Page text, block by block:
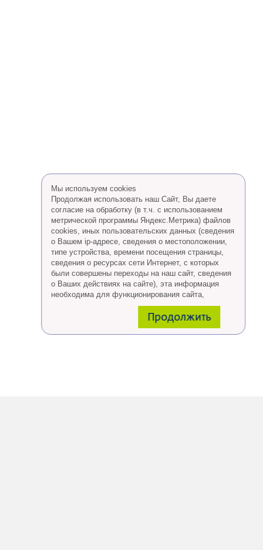
Мы используем cookies
Продолжая использовать наш Сайт, Вы даете
согласие на обработку (в т.ч. с использованием
метрической программы Яндекс.Метрика) файлов
cookies, иных пользовательских данных (сведения
о Вашем ip-адресе, сведения о местоположении,
типе устройства, времени посещения страницы,
сведения о ресурсах сети Интернет, с которых
были совершены переходы на наш сайт, сведения
о Ваших действиях на сайте), эта информация
необходима для функционирования сайта,
проведения ретаргетинга, а также статистических
Eсли Вы согласны, продолжайте пользоваться
сайтом, если Вы не хотите, чтобы Ваши данные
Продолжить